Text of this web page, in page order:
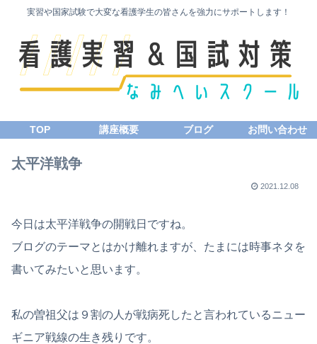
実習や国家試験で大変な看護学生の皆さんを強力にサポートします！
TOP 講座概要 ブログ お問い合わせ
太平洋戦争
2021.12.08
今日は太平洋戦争の開戦日ですね。
ブログのテーマとはかけ離れますが、たまには時事ネタを
書いてみたいと思います。
私の曽祖父は９割の人が戦病死したと言われているニュー
ギニア戦線の生き残りです。